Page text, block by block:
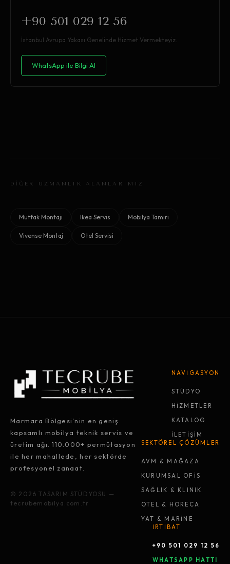
+90 501 029 12 56
İstanbul Avrupa Yakası Genelinde Hizmet Vermekteyiz.
WhatsApp ile Bilgi Al
DİĞER UZMANLIK ALANLARIMIZ
Mutfak Montajı Ikea Servis Mobilya Tamiri
Vivense Montaj Otel Servisi
Marmara Bölgesi'nin en geniş
kapsamlı mobilya teknik servis ve
üretim ağı. 110.000+ permütasyon
ile her mahallede, her sektörde
profesyonel zanaat.
© 2026 TASARIM STÜDYOSU —
tecrubemobilya.com.tr
NAVİGASYON
STÜDYO
HİZMETLER
KATALOG
İLETİŞİM
SEKTÖREL ÇÖZÜMLER
AVM & MAĞAZA
KURUMSAL OFİS
SAĞLIK & KLİNİK
OTEL & HORECA
YAT & MARİNE
İRTİBAT
+90 501 029 12 56
WHATSAPP HATTI